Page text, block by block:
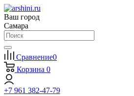
Ваш город
Самара
Сравнение0
Корзина 0
+7 961 382-47-79